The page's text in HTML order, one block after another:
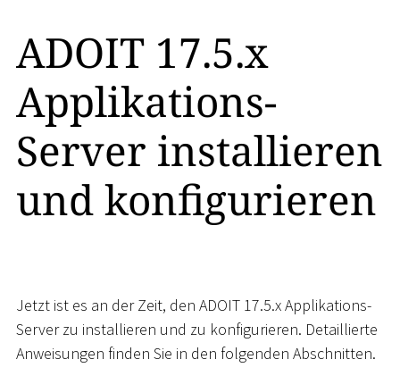
ADOIT 17.5.x
Applikations-
Server installieren
und konfigurieren
Jetzt ist es an der Zeit, den ADOIT 17.5.x Applikations-
Server zu installieren und zu konfigurieren. Detaillierte
Anweisungen finden Sie in den folgenden Abschnitten.